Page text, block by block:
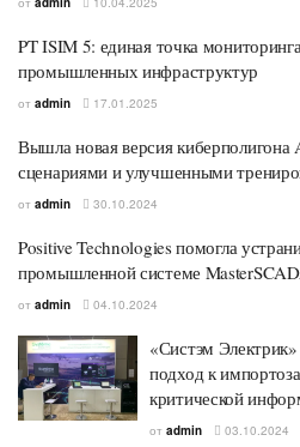
PT ISIM 5: единая точка
промышленных инфраструктур
от admin 17.01.2025
Вышла новая версия
сценариями и улучшенными
от admin 30.10.2024
Positive Technologies помогла
промышленной системе
от admin 04.10.2024
«Систэм
подход к
критической
от admin 03.10.2024